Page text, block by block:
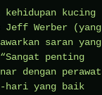
kehidupan kucing
Jeff Werber (yang
saran yang
penting
dengan
hari yang baik